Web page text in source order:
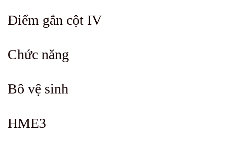
Điểm gắn cột IV
Chức năng
Bô vệ sinh
HME3